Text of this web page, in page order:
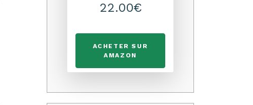
22.00€
ACHETER SUR
AMAZON